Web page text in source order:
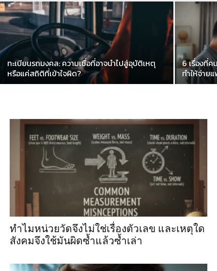
ทะเบียนรถมงคล: ความเชื่อที่อาจนำไปสู่อุบัติเหตุ
หรือแค่สถิติที่เข้าใจผิด?
6 เรื่องที่ค
ทำให้จ่าย
ทำไมหน่วยวัดจึงไม่ใช่เรื่องตัวเลข และเหตุใด
สังคมจึงใช้มันผิดซ้ำแล้วซ้ำเล่า